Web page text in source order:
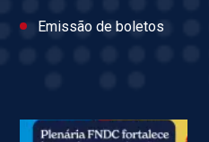
Emissão de boletos